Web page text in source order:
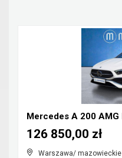
Warszawa/ mazowieckie
126 850,00 zł